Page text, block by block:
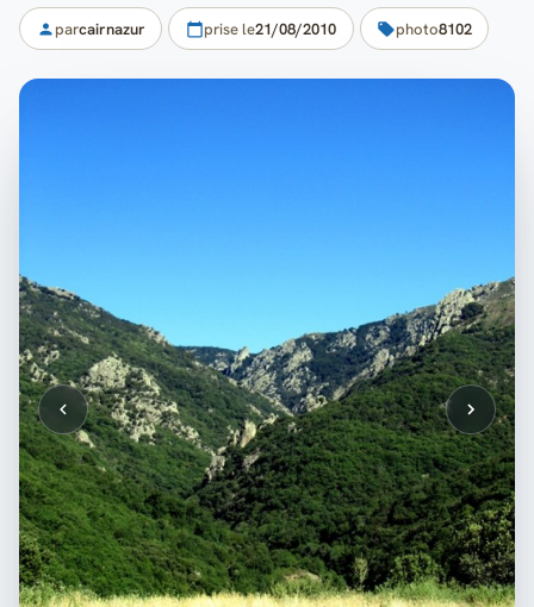
parcairnazur prise le21/08/2010 photo8102